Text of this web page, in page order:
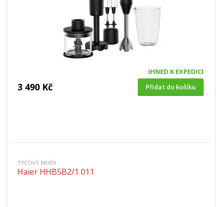
IHNED K EXPEDICI
3 490 Kč Přidat do košíku
TYČOVÝ MIXÉR
Haier HHB5B2/1 011